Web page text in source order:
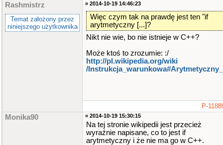
Rashmistrz
Temat założony przez
niniejszego użytkownika
» 2014-10-19 14:46:23
Więc czym tak na prawdę jest ten "if
arytmetyczny [...]?
Nikt nie wie, bo nie istnieje w C++?
Może ktoś to zrozumie: :/
http://pl.wikipedia.org/wiki​
/
P-
Monika90 » 2014-10-19 15:30:15
Na tej stronie wikipedii jest przecież
wyraźnie napisane, co to jest if
arytmetyczny i że nie ma go w C++.